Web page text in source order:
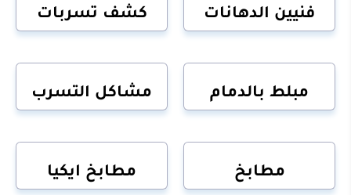
فنيين الدهانات كشف تسربات
مبلط بالدمام مشاكل التسرب
مطابخ مطابخ ايكيا